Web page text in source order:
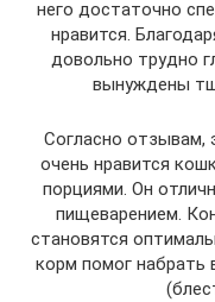
него достаточно
нравится.
довольно трудно
вынуждены
Согласно отзывам,
очень нравится
порциями. Он
пищеварением.
становятся
корм помог набрать